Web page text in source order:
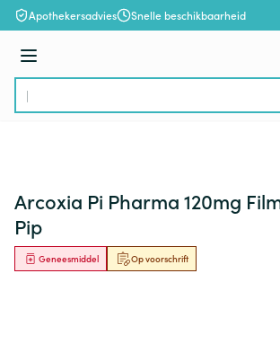
Ga naar de inhoud
Apothekersadvies Snelle beschikbaarheid
Menu
Product, merk, categorie...
Arcoxia Pi Pharma 120mg
Pip
Op voorschrift
Geneesmiddel